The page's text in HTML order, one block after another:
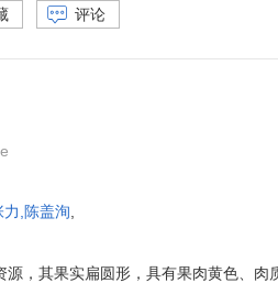
评论
,陈盖洵
，其果实扁圆形，具有果肉黄色、